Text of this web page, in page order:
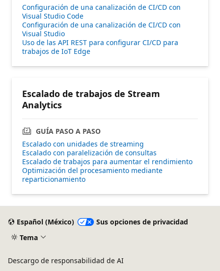
Configuración de una canalización de CI/CD con
Visual Studio Code
Configuración de una canalización de CI/CD con
Visual Studio
Uso de las API REST para configurar CI/CD para
trabajos de IoT Edge
Escalado de trabajos de Stream
Analytics
GUÍA PASO A PASO
Escalado con unidades de streaming
Escalado con paralelización de consultas
Escalado de trabajos para aumentar el rendimiento
Optimización del procesamiento mediante
reparticionamiento
Español (México)
Sus opciones de privacidad
Tema
Descargo de responsabilidad de AI